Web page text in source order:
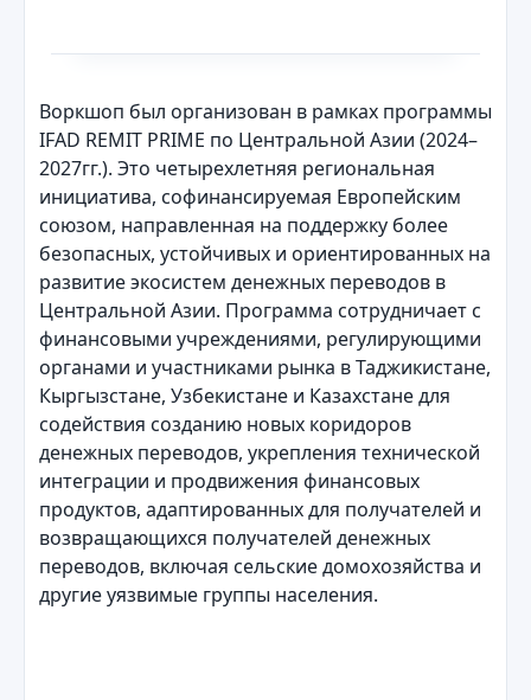
Воркшоп был организован в рамках программы
IFAD REMIT PRIME по Центральной Азии (2024–
2027гг.). Это четырехлетняя региональная
инициатива, софинансируемая Европейским
союзом, направленная на поддержку более
безопасных, устойчивых и ориентированных на
развитие экосистем денежных переводов в
Центральной Азии. Программа сотрудничает с
финансовыми учреждениями, регулирующими
органами и участниками рынка в Таджикистане,
Кыргызстане, Узбекистане и Казахстане для
содействия созданию новых коридоров
денежных переводов, укрепления технической
интеграции и продвижения финансовых
продуктов, адаптированных для получателей и
возвращающихся получателей денежных
переводов, включая сельские домохозяйства и
другие уязвимые группы населения.